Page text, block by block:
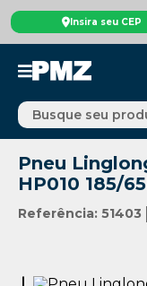
Insira seu CEP
Busque seu
Pneu
HP010 185/
Referência: 51403